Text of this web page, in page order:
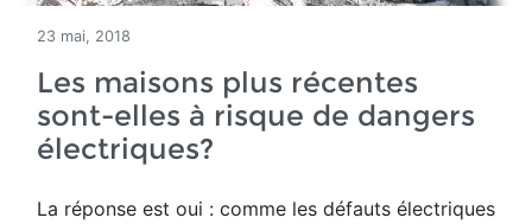
23 mai, 2018
Les maisons plus récentes
sont-elles à risque de dangers
électriques?
La réponse est oui : comme les défauts électriques